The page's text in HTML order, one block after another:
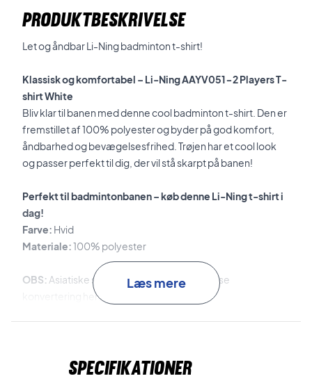
PRODUKTBESKRIVELSE
Let og åndbar Li-Ning badminton t-shirt!
Klassisk og komfortabel – Li-Ning AAYV051-2 Players T-
shirt White
Bliv klar til banen med denne cool badminton t-shirt. Den er
fremstillet af 100% polyester og byder på god komfort,
åndbarhed og bevægelsesfrihed. Trøjen har et cool look
og passer perfekt til dig, der vil stå skarpt på banen!
Perfekt til badmintonbanen – køb denne Li-Ning t-shirt i
dag!
Farve: Hvid
Materiale:100% polyester
OBS: Asiatiske størrelser angivet i nakken – se
konvertering herunder:
XL = L (EU størrelse)
Læs mere
Specifikationer